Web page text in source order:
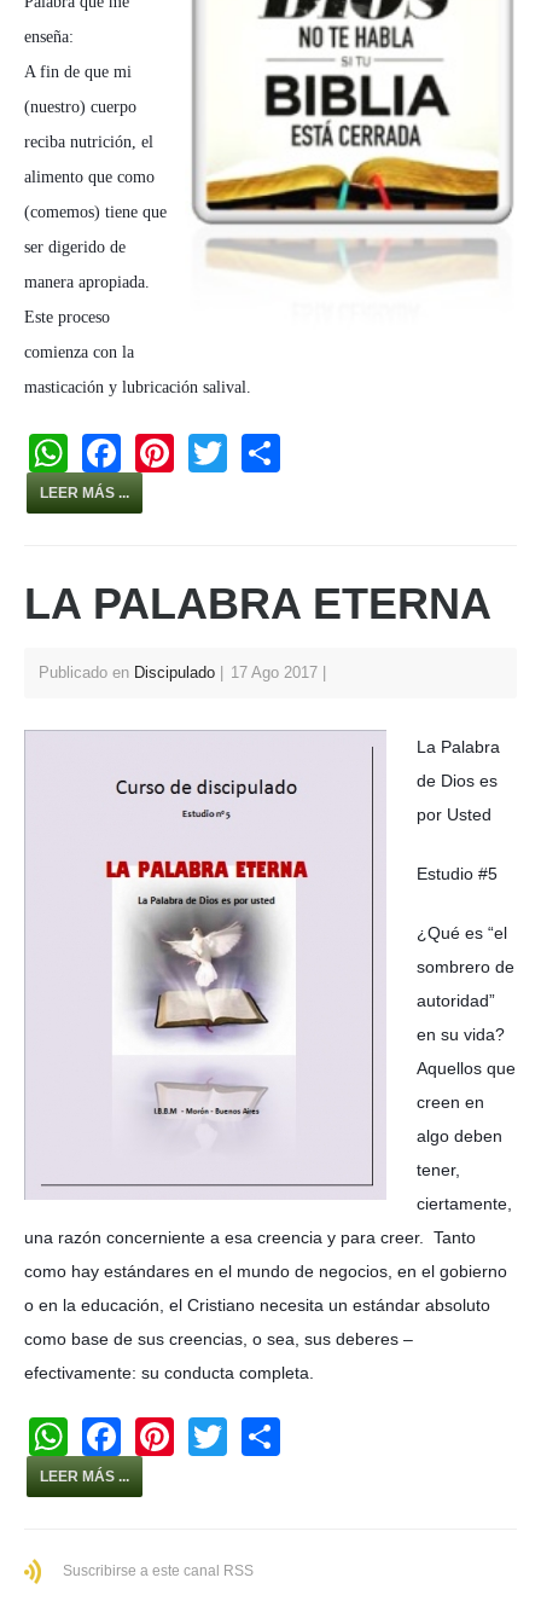
enseña:
A fin de que mi
(nuestro) cuerpo
reciba nutrición, el
alimento que como
(comemos) tiene que
ser digerido de
manera apropiada.
Este proceso
comienza con la
masticación y lubricación salival.
W
h
at
A
p
F
a
c
b
o
k
Pi
st
T
LEER MÁS ...
LA PALABRA ETERNA
Publicado en Discipulado 17 Ago 2017
La Palabra
de Dios es
por Usted
Estudio #5
¿Qué es “el
sombrero de
autoridad”
en su vida?
Aquellos que
creen en
algo deben
tener,
ciertamente,
una razón concerniente a esa creencia y para creer. Tanto
como hay estándares en el mundo de negocios, en el gobierno
o en la educación, el Cristiano necesita un estándar absoluto
como base de sus creencias, o sea, sus deberes –
efectivamente: su conducta completa.
W
h
at
A
F
a
c
b
Pi
st
T
LEER MÁS ...
Suscribirse a este canal RSS